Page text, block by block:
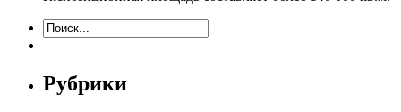
Рубрики